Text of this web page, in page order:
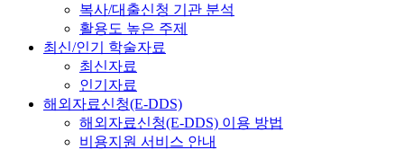
복사/대출신청 기관 분석
활용도 높은 주제
최신/인기 학술자료
최신자료
인기자료
해외자료신청(E-DDS)
해외자료신청(E-DDS) 이용 방법
비용지원 서비스 안내